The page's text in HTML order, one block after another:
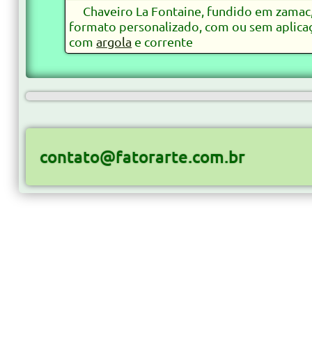
Chaveiro La Fontaine, fundido em
formato personalizado, com ou sem
comargola e corrente
contato@fatorarte.com.br